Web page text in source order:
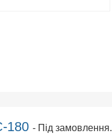
180- Під замовлення.